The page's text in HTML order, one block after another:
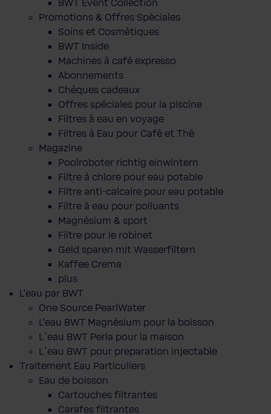
BWT Event Collection
Promotions & Offres Spéciales
Soins et Cosmétiques
BWT Inside
Machines à café expresso
Abonnements
Chèques cadeaux
Offres spéciales pour la piscine
Filtres à eau en voyage
Filtres à Eau pour Café et Thé
Magazine
Poolroboter richtig einwintern
Filtre à chlore pour eau potable
Filtre anti-calcaire pour eau potable
Filtre à eau pour polluants
Magnésium & sport
Filtre pour le robinet
Geld sparen mit Wasserfiltern
Kaffee Crema
plus
L'eau par BWT
One Source PearlWater
L’eau BWT Magnésium pour la boisson
L´eau BWT Perla pour la maison
L´eau BWT pour preparation injectable
Traitement Eau Particuliers
Eau de boisson
Cartouches filtrantes
Carafes filtrantes